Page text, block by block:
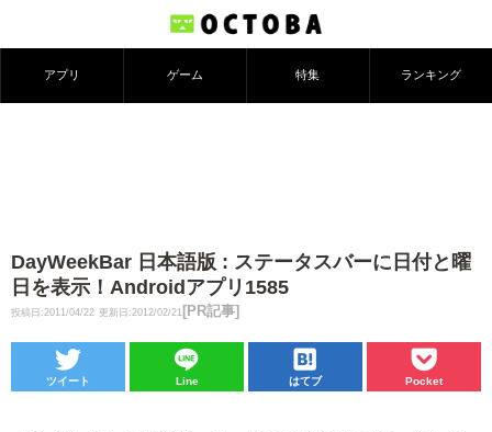
アプリ ゲーム 特集 ランキング
DayWeekBar 日本語版 : ステータスバーに日付と曜
日を表示！Androidアプリ1585
投稿日:2011/04/22 更新日:2012/02/21 [PR記事]
ツイート Line はてブ Pocket